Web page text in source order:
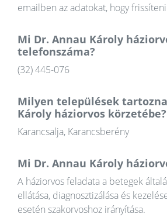
emailben az adatokat, hogy
Mi Dr. Annau Károly
telefonszáma?
(32) 445-076
Milyen települések
Károly háziorvos körzetébe?
Karancsalja, Karancsberény
Mi Dr. Annau Károly
A háziorvos feladata a betegek
ellátása, diagnosztizálása és
esetén szakorvoshoz irányítása.